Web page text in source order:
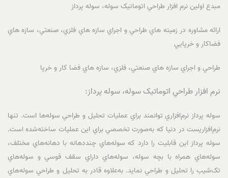
مبدع اولين نرم افزار طراحي اتوماتيک سوله، سوله پرداز
ارائه مشاوره در زمينه هاي طراحي و اجراي سازه هاي فلزي، صنعتي، سازه هاي
فضاکار و خرپايي
طراحي و اجراي سازه هاي صنعتي، فلزي، سازه هاي فضا کار و خرپا
نرم افزار طراحي اتوماتيک سوله، سوله پرداز:
سوله پرداز نرم‌افزاري توانمند براي عمليات تحليل و طراحي سوله‌ها است. تنها
نرم‌افزاريست در دنيا که به‌صورت تخصصي براي اين عمليات ساخته‌شده است.
سوله پرداز اين قابليت را دارد که سوله‌هاي چنددهانه با دهانه‌هاي مختلف،
سوله‌هاي همراه با بچه سوله، سوله‌هاي داراي سقف قوسي و سوله‌هاي
تک‌شيب را تحليل و طراحي نمايد. به‌علاوه قادر به تحليل و طراحي سوله‌هاي